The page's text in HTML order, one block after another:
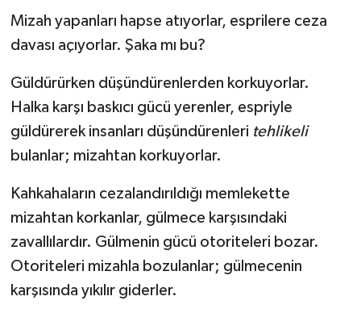
Mizah yapanları hapse atıyorlar, esprilere ceza
davası açıyorlar. Şaka mı bu?
Güldürürken düşündürenlerden korkuyorlar.
Halka karşı baskıcı gücü yerenler, espriyle
güldürerek insanları düşündürenleri tehlikeli
bulanlar; mizahtan korkuyorlar.
Kahkahaların cezalandırıldığı memlekette
mizahtan korkanlar, gülmece karşısındaki
zavallılardır. Gülmenin gücü otoriteleri bozar.
Otoriteleri mizahla bozulanlar; gülmecenin
karşısında yıkılır giderler.